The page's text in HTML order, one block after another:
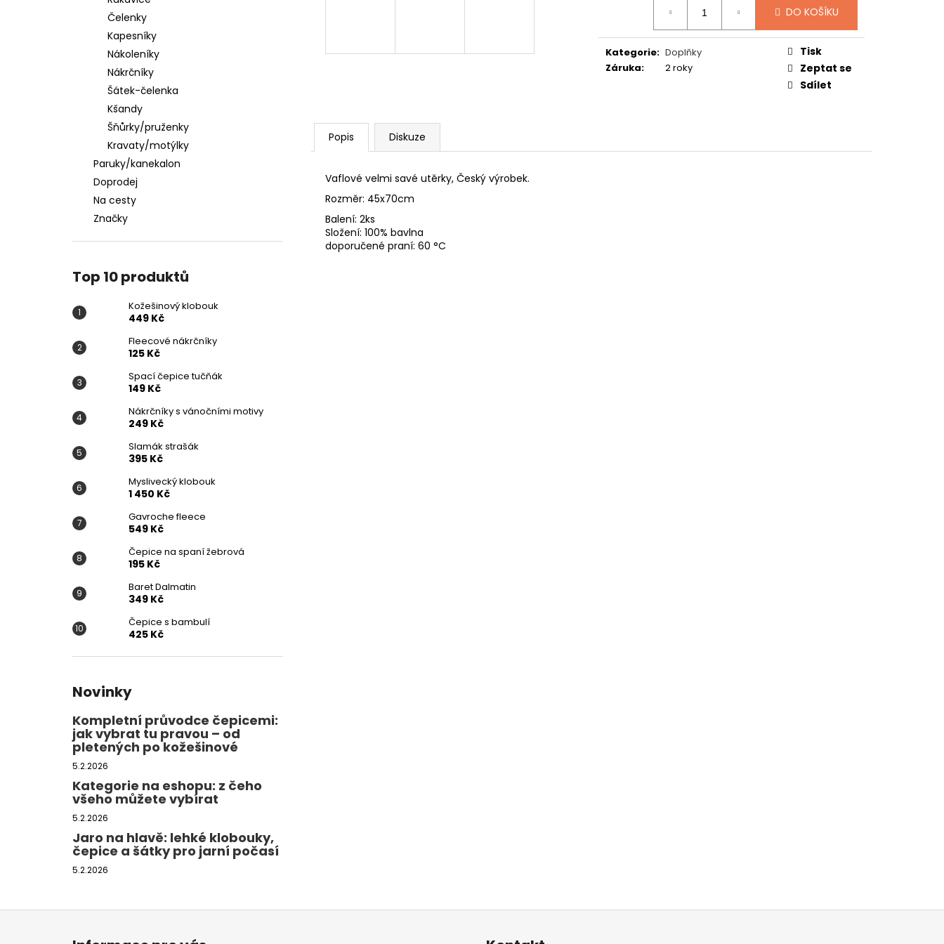
Čelenky
Kapesníky
Nákoleníky
Nákrčníky
Šátek-čelenka
Kšandy
Šňůrky/pruženky
Kravaty/motýlky
Paruky/kanekalon
Doprodej
Na cesty
Značky
Top 10 produktů
Kožešinový klobouk
449 Kč
Fleecové nákrčníky
125 Kč
Spací čepice tučňák
149 Kč
Nákrčníky s vánočními motivy
249 Kč
Slamák strašák
395 Kč
Myslivecký klobouk
1 450 Kč
Gavroche fleece
549 Kč
Čepice na spaní žebrová
195 Kč
Baret Dalmatin
349 Kč
Čepice s bambulí
425 Kč
Novinky
Kompletní průvodce čepicemi:
jak vybrat tu pravou – od
pletených po kožešinové
5.2.2026
Kategorie na eshopu: z čeho
všeho můžete vybírat
5.2.2026
Jaro na hlavě: lehké klobouky,
čepice a šátky pro jarní počasí
5.2.2026
DO KOŠÍKU
Kategorie: Doplňky
Záruka: 2 roky
Tisk
Zeptat se
Sdílet
Popis Diskuze
Vaflové velmi savé utěrky, Český výrobek.
Rozměr: 45x70cm
Balení: 2ks
Složení: 100% bavlna
doporučené praní: 60 °C
KOŽEŠINOVÝ KLOBOUK
449 Kč
Z